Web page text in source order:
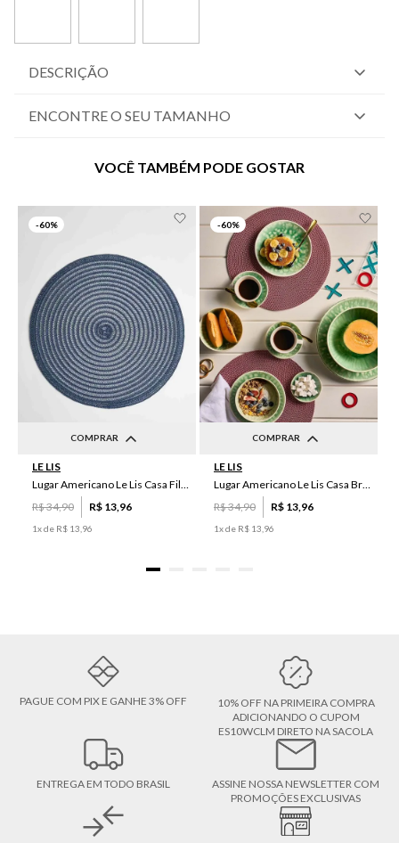
DESCRIÇÃO
ENCONTRE O SEU TAMANHO
VOCÊ TAMBÉM PODE GOSTAR
-60%
COMPRAR
LE LIS
Lugar Americano Le Lis Casa Filipa
R$34,90 R$ 13 96
1x de R$ 13 96
-60%
COMPRAR
LE LIS
Lugar Americano Le Lis Casa Brenda
R$34,90 R$ 13 96
1x de R$ 13 96
PAGUE COM PIX E GANHE 3% OFF
10% OFF NA PRIMEIRA COMPRA
ADICIONANDO O CUPOM
ES10WCLM DIRETO NA SACOLA
ENTREGA EM TODO BRASIL
ASSINE NOSSA NEWSLETTER COM
PROMOÇÕES EXCLUSIVAS